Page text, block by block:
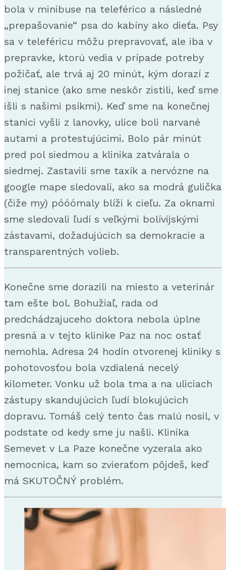
bola v minibuse na teleférico a následné
„prepašovanie“ psa do kabíny ako dieťa. Psy
sa v teleféricu môžu prepravovať, ale iba v
prepravke, ktorú vedia v prípade potreby
požičať, ale trvá aj 20 minút, kým dorazí z
inej stanice (ako sme neskôr zistili, keď sme
išli s našimi psíkmi). Keď sme na konečnej
stanici vyšli z lanovky, ulice boli narvané
autami a protestujúcimi. Bolo pár minút
pred pol siedmou a klinika zatvárala o
siedmej. Zastavili sme taxík a nervózne na
google mape sledovali, ako sa modrá gulička
(čiže my) póóómaly blíži k cieľu. Za oknami
sme sledovali ľudí s veľkými bolívijskými
zástavami, dožadujúcich sa demokracie a
transparentných volieb.
Konečne sme dorazili na miesto a veterinár
tam ešte bol. Bohužiaľ, rada od
predchádzajuceho doktora nebola úplne
presná a v tejto klinike Paz na noc ostať
nemohla. Adresa 24 hodín otvorenej kliniky s
pohotovosťou bola vzdialená necelý
kilometer. Vonku už bola tma a na uliciach
zástupy skandujúcich ľudí blokujúcich
dopravu. Tomáš celý tento čas malú nosil, v
podstate od kedy sme ju našli. Klinika
Semevet v La Paze konečne vyzerala ako
nemocnica, kam so zvieraťom pôjdeš, keď
má SKUTOČNÝ problém.